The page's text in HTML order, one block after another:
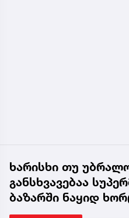
ხარისხი თუ
განსხვავებაა
ბაზარში ნაყიდ